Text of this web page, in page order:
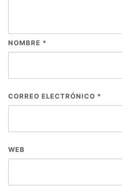
NOMBRE *
CORREO ELECTRÓNICO *
WEB